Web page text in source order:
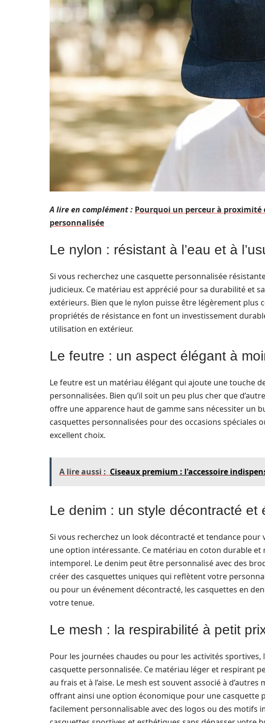
A lire en complément : Pourquoi un perceur à proximité
personnalisée
Le nylon : résistant à l’eau et à
Si vous recherchez une casquette personnalisée
judicieux. Ce matériau est apprécié pour sa durabilité et
extérieurs. Bien que le nylon puisse être légèrement plus
propriétés de résistance en font un investissement
utilisation en extérieur.
Le feutre : un aspect élégant à
Le feutre est un matériau élégant qui ajoute une touche
personnalisées. Bien qu’il soit un peu plus cher que
offre une apparence haut de gamme sans nécessiter un
casquettes personnalisées pour des occasions spéciales
excellent choix.
A lire aussi : Ciseaux premium : l'accessoire
Le denim : un style décontracté et
Si vous recherchez un look décontracté et tendance pour
une option intéressante. Ce matériau en coton durable
intemporel. Le denim peut être personnalisé avec des
créer des casquettes uniques qui reflètent votre
ou pour un événement décontracté, les casquettes en
votre tenue.
Le mesh : la respirabilité à petit
Pour les journées chaudes ou pour les activités
casquette personnalisée. Ce matériau léger et respirant
au frais et à l’aise. Le mesh est souvent associé à
offrant ainsi une option économique pour une casquette
facilement personnalisable avec des logos ou des motifs